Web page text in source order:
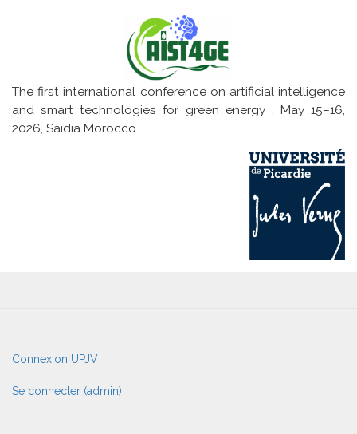
The first international conference on artificial intelligence
and smart technologies for green energy , May 15–16,
2026, Saidia Morocco
User
account
menu
Connexion UPJV
Se connecter (admin)